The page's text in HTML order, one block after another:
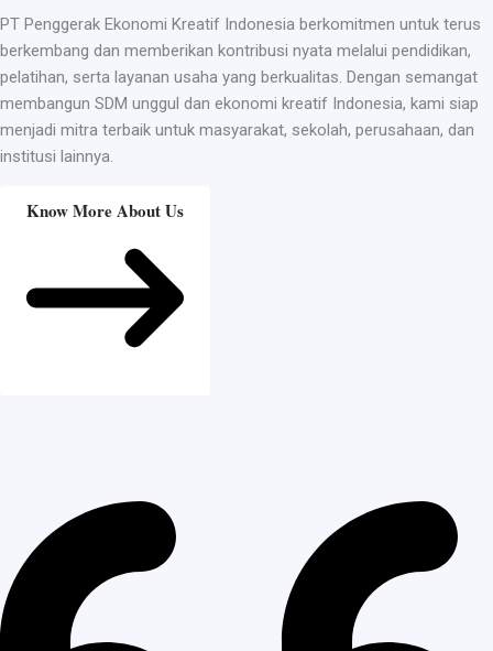
PT Penggerak Ekonomi Kreatif Indonesia berkomitmen untuk terus
berkembang dan memberikan kontribusi nyata melalui pendidikan,
pelatihan, serta layanan usaha yang berkualitas. Dengan semangat
membangun SDM unggul dan ekonomi kreatif Indonesia, kami siap
menjadi mitra terbaik untuk masyarakat, sekolah, perusahaan, dan
institusi lainnya.
Know More About Us